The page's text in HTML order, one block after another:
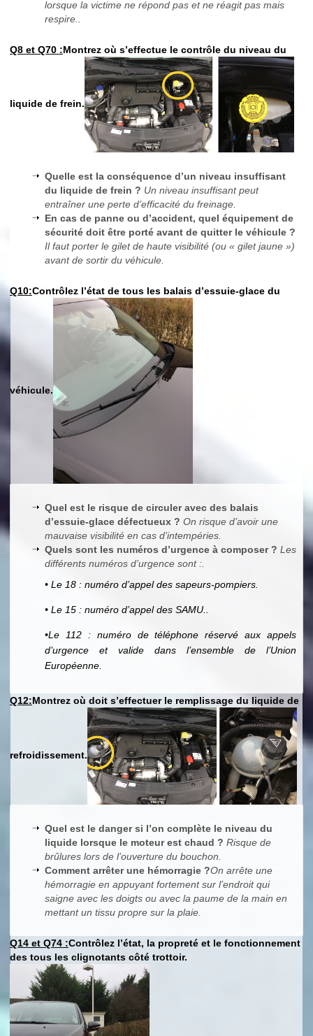
lorsque la victime ne répond pas et ne réagit pas mais
respire..
Q8 et Q70 :Montrez où s’effectue le contrôle du niveau du
liquide de frein.
Quelle est la conséquence d’un niveau insuffisant
du liquide de frein ? Un niveau insuffisant peut
entraîner une perte d’efficacité du freinage.
En cas de panne ou d’accident, quel équipement de
sécurité doit être porté avant de quitter le véhicule ?
Il faut porter le gilet de haute visibilité (ou « gilet jaune »)
avant de sortir du véhicule.
Q10:Contrôlez l’état de tous les balais d’essuie-glace du
véhicule.
Quel est le risque de circuler avec des balais
d’essuie-glace défectueux ? On risque d’avoir une
mauvaise visibilité en cas d’intempéries.
Quels sont les numéros d’urgence à composer ? Les
différents numéros d’urgence sont :.
• Le 18 : numéro d’appel des sapeurs-pompiers.
• Le 15 : numéro d’appel des SAMU..
•Le 112 : numéro de téléphone réservé aux appels
d’urgence et valide dans l’ensemble de l’Union
Européenne.
Q12:Montrez où doit s’effectuer le remplissage du liquide de
refroidissement.
Quel est le danger si l’on complète le niveau du
liquide lorsque le moteur est chaud ? Risque de
brûlures lors de l’ouverture du bouchon.
Comment arrêter une hémorragie ?On arrête une
hémorragie en appuyant fortement sur l’endroit qui
saigne avec les doigts ou avec la paume de la main en
mettant un tissu propre sur la plaie.
Q14 et Q74 :Contrôlez l’état, la propreté et le fonctionnement
des tous les clignotants côté trottoir.